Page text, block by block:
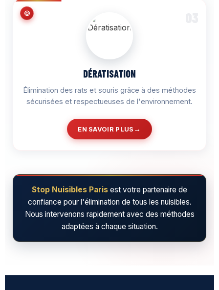
DÉRATISATION
Élimination des rats et souris grâce à des méthodes
sécurisées et respectueuses de l'environnement.
EN SAVOIR PLUS
Stop Nuisibles Paris est votre partenaire de
confiance pour l'élimination de tous les nuisibles.
Nous intervenons rapidement avec des méthodes
adaptées à chaque situation.